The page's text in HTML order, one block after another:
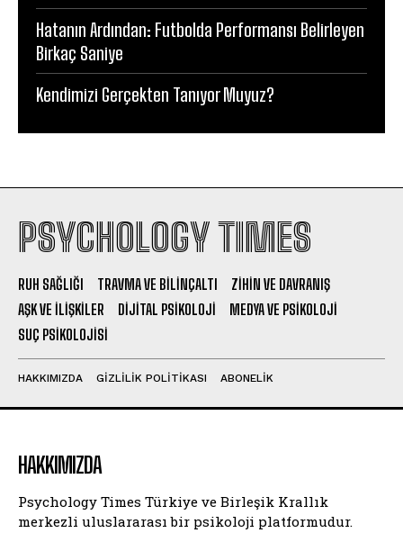
Hatanın Ardından: Futbolda Performansı Belirleyen
Birkaç Saniye
Kendimizi Gerçekten Tanıyor Muyuz?
PSYCHOLOGY TIMES
RUH SAĞLIĞI TRAVMA VE BILINÇALTI
ZIHIN VE DAVRANIŞ
AŞK VE İLIŞKILER
DIJITAL PSIKOLOJI
MEDYA VE PSIKOLOJI
SUÇ PSIKOLOJISI
HAKKIMIZDA GIZLILIK POLITIKASI ABONELIK
HAKKIMIZDA
Psychology Times Türkiye ve Birleşik Krallık
merkezli uluslararası bir psikoloji platformudur.